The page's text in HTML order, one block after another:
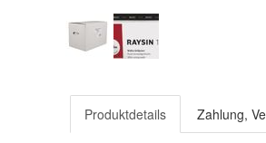
Produktdetails Zahlung,